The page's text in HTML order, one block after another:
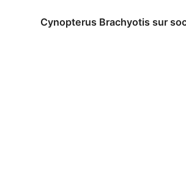
Cynopterus Brachyotis sur